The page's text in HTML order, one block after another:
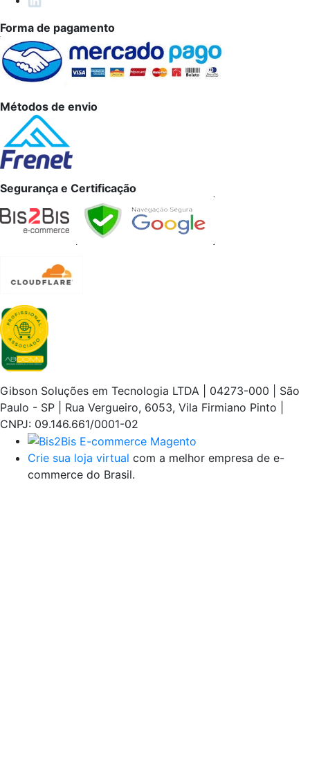
Forma de pagamento
Métodos de envio
Segurança e Certificação
Gibson Soluções em Tecnologia LTDA | 04273-000 | São
Paulo - SP | Rua Vergueiro, 6053, Vila Firmiano Pinto |
CNPJ: 09.146.661/0001-02
Crie sua loja virtual com a melhor empresa de e-
commerce do Brasil.